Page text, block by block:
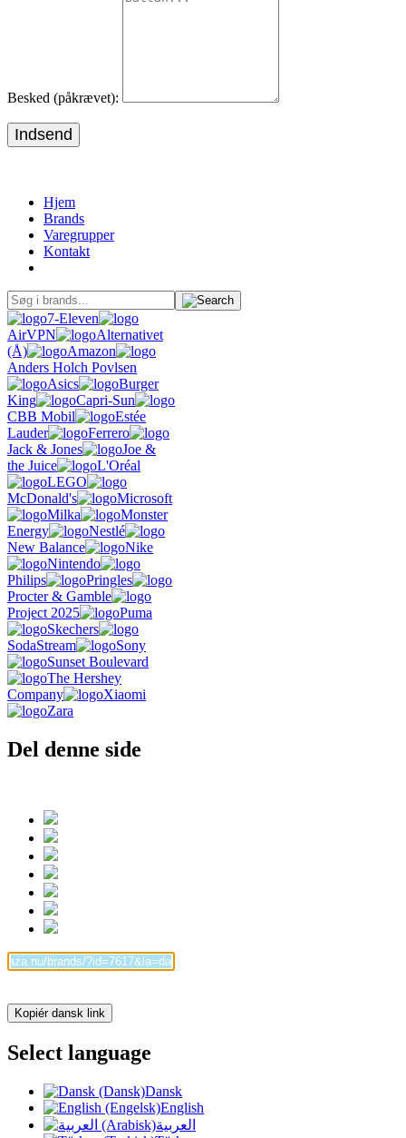
Besked (påkrævet):
Indsend
Hjem
Brands
Varegrupper
Kontakt
7-Eleven
AirVPN
Alternativet
(Å)
Amazon
Anders Holch Povlsen
Asics
Burger
King
Capri-Sun
CBB Mobil
Estée
Lauder
Ferrero
Jack & Jones
Joe &
the Juice
L'Oréal
LEGO
McDonald's
Microsoft
Milka
Monster
Energy
Nestlé
New Balance
Nike
Nintendo
Philips
Pringles
Procter & Gamble
Project 2025
Puma
Skechers
SodaStream
Sony
Sunset Boulevard
The Hershey
Company
Xiaomi
Zara
Del denne side
Kopiér dansk link
Select language
Dansk
English
العربية